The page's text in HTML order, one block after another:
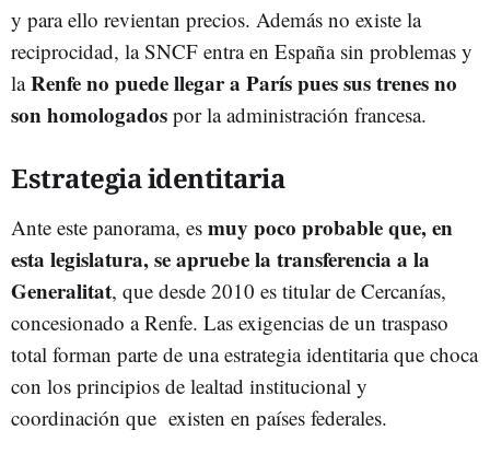
y para ello revientan precios. Además no existe la
reciprocidad, la SNCF entra en España sin problemas y
laRenfe no puede llegar a París pues sus trenes no
son homologados por la administración francesa.
Estrategia identitaria
Ante este panorama, es muy poco probable que, en
esta legislatura, se apruebe la transferencia a la
Generalitat, que desde 2010 es titular de Cercanías,
concesionado a Renfe. Las exigencias de un traspaso
total forman parte de una estrategia identitaria que choca
con los principios de lealtad institucional y
coordinación que existen en países federales.